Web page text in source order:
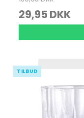
29,95 DKK
TILBUD